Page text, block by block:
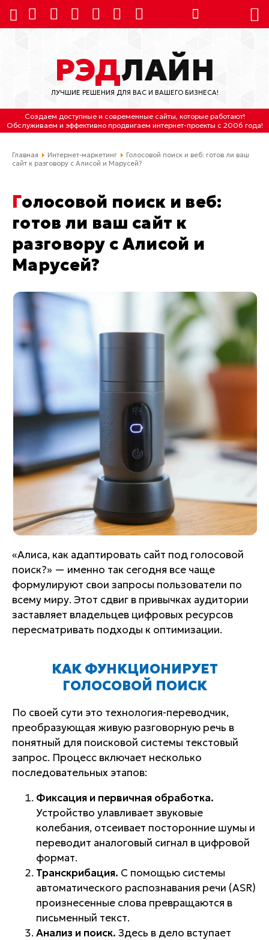
8 (800) 550-9899(с 2:30 до 11:30 по
Мск)
Бесплатно по России
(4212) 658-653
(4212) 637-673
Отдельный вход \ Левый торец здания
info@lred.ru
Все контакты
РЭДЛАЙН
ЛУЧШИЕ РЕШЕНИЯ ДЛЯ ВАС И ВАШЕГО БИЗНЕСА!
Создаем доступные и современные сайты, которые работают!
Обслуживаем и эффективно продвигаем интернет-проекты с 2006 года!
Главная Интернет-маркетинг
Голосовой поиск и веб: готов ли ваш
сайт к разговору с Алисой и Марусей?
Голосовой поиск и веб:
готов ли ваш сайт к
разговору с Алисой и
Марусей?
«Алиса, как адаптировать сайт под голосовой
поиск?» — именно так сегодня все чаще
формулируют свои запросы пользователи по
всему миру. Этот сдвиг в привычках аудитории
заставляет владельцев цифровых ресурсов
пересматривать подходы к оптимизации.
КАК ФУНКЦИОНИРУЕТ
ГОЛОСОВОЙ ПОИСК
По своей сути это технология-переводчик,
преобразующая живую разговорную речь в
понятный для поисковой системы текстовый
запрос. Процесс включает несколько
последовательных этапов:
Фиксация и первичная обработка.
Устройство улавливает звуковые
колебания, отсеивает посторонние шумы и
переводит аналоговый сигнал в цифровой
формат.
Транскрибация. С помощью системы
автоматического распознавания речи (ASR)
произнесенные слова превращаются в
письменный текст.
Анализ и поиск. Здесь в дело вступает